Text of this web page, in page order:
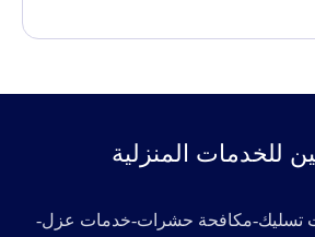
للخدمات المنزلية
تسليك-مكافحة حشرات-خدمات عزل-